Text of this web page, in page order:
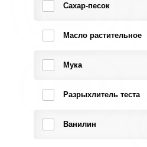
Сахар-песок
Масло растительное
Мука
Разрыхлитель теста
Ванилин